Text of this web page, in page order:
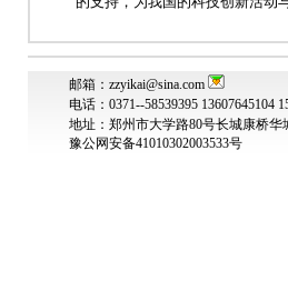
邮箱：zzyikai@sina.com
电话：0371--58539395 13607645104
地址：郑州市大学路80号长城康桥
豫公网安备41010302003533号